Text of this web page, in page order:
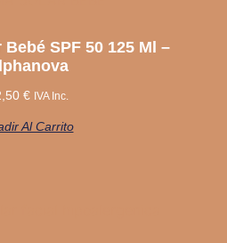
SPF 50 125 Ml –
€ IVA Inc.
Al Carrito